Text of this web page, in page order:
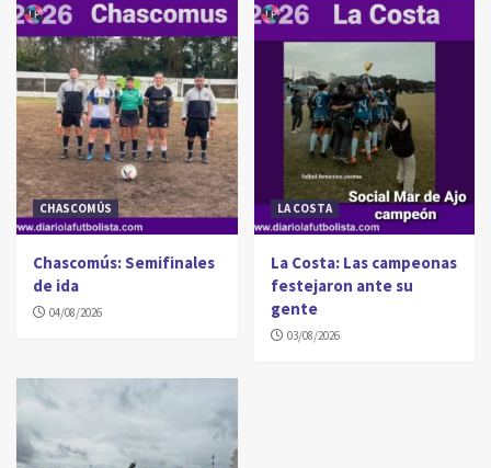
CHASCOMÚS
Chascomús: Semifinales
de ida
04/08/2026
LA COSTA
La Costa: Las campeonas
festejaron ante su
gente
03/08/2026